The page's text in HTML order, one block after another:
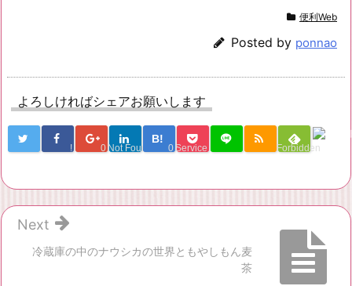
便利Web
Posted by ponnao
よろしければシェアお願いします
! 0 Not Found
B!
0 Service Una Forbidden
冷蔵庫の中のナウシカの世界ともやしもん麦
茶
Next